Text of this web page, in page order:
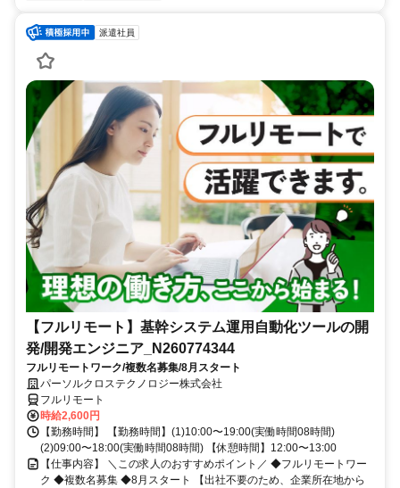
派遣社員
【フルリモート】基幹システム運用自動化ツールの開
発/開発エンジニア_N260774344
フルリモートワーク/複数名募集/8月スタート
パーソルクロステクノロジー株式会社
フルリモート
時給2,600円
【勤務時間】 【勤務時間】(1)10:00〜19:00(実働時間08時間)
(2)09:00〜18:00(実働時間08時間) 【休憩時間】12:00〜13:00
【仕事内容】 ＼この求人のおすすめポイント／ ◆フルリモートワー
ク ◆複数名募集 ◆8月スタート 【出社不要のため、企業所在地から